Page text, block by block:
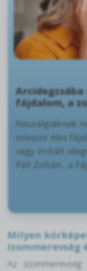
fájdalom, a
Neuralgiáknak
sokszor éles
vagy irritált
Páll Zoltán , a
Milyen
izommerevség
Az